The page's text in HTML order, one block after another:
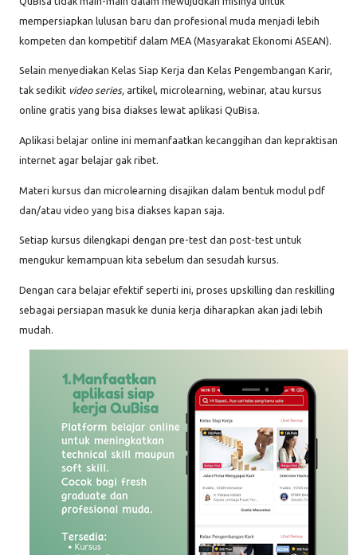
mempersiapkan lulusan baru dan profesional muda menjadi lebih
kompeten dan kompetitif dalam MEA (Masyarakat Ekonomi ASEAN).
Selain menyediakan Kelas Siap Kerja dan Kelas Pengembangan Karir,
tak sedikit video series, artikel, microlearning, webinar, atau kursus
online gratis yang bisa diakses lewat aplikasi QuBisa.
Aplikasi belajar online ini memanfaatkan kecanggihan dan kepraktisan
internet agar belajar gak ribet.
Materi kursus dan microlearning disajikan dalam bentuk modul pdf
dan/atau video yang bisa diakses kapan saja.
Setiap kursus dilengkapi dengan pre-test dan post-test untuk
mengukur kemampuan kita sebelum dan sesudah kursus.
Dengan cara belajar efektif seperti ini, proses upskilling dan reskilling
sebagai persiapan masuk ke dunia kerja diharapkan akan jadi lebih
mudah.